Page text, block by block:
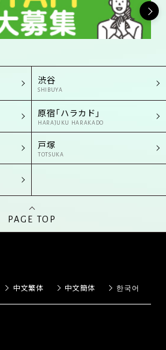
渋谷
SHIBUYA
原宿「ハラカド」
HARAJUKU HARAKADO
戸塚
TOTSUKA
PAGE TOP
中文繁体 中文簡体 한국어